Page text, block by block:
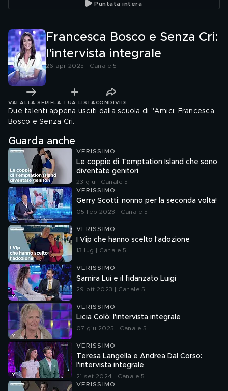
Amici"
Puntata intera
Francesca Bosco e Senza Cri:
l'intervista integrale
26 apr 2025 | Canale 5
VAI ALLA SERIE LA TUA LISTA CONDIVIDI
Due talenti appena usciti dalla scuola di "Amici: Francesca
Bosco e Senza Cri.
Guarda anche
VERISSIMO
Le coppie di Temptation Island che sono
diventate genitori
23 giu | Canale 5
VERISSIMO
Gerry Scotti: nonno per la seconda volta!
05 feb 2023 | Canale 5
VERISSIMO
I Vip che hanno scelto l'adozione
13 lug | Canale 5
VERISSIMO
Samira Lui e il fidanzato Luigi
29 ott 2023 | Canale 5
VERISSIMO
Licia Colò: l'intervista integrale
07 giu 2025 | Canale 5
VERISSIMO
Teresa Langella e Andrea Dal Corso:
l'intervista integrale
21 set 2024 | Canale 5
VERISSIMO